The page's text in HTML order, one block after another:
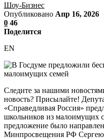
Шоу-Бизнес
Опубликовано Апр 16, 2026
0 46
Поделится
EN
Следите за нашими
новость? Присылайте!
«Справедливая Россия»
школьников из малоимущих
предложение было
Минпросвещения РФ Сергею